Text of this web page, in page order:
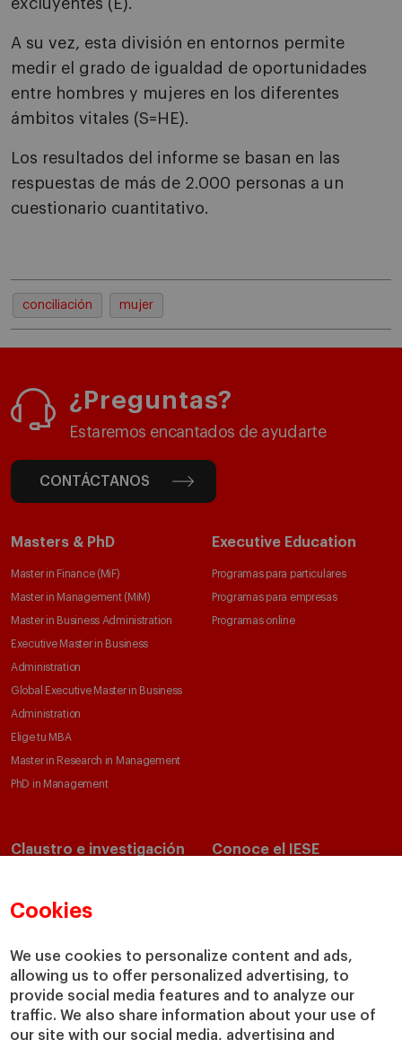
Cookies
We use cookies to personalize content and ads,
allowing us to offer personalized advertising, to
provide social media features and to analyze our
traffic. We also share information about your use of
our site with our social media, advertising and
excluyentes (E).
A su vez, esta división en entornos permite
medir el grado de igualdad de oportunidades
entre hombres y mujeres en los diferentes
ámbitos vitales (S=HE).
Los resultados del informe se basan en las
respuestas de más de 2.000 personas a un
cuestionario cuantitativo.
conciliación mujer
¿Preguntas?
Estaremos encantados de ayudarte
CONTÁCTANOS
Masters & PhD
Master in Finance (MiF)
Master in Management (MiM)
Master in Business Administration
Executive Master in Business
Administration
Global Executive Master in Business
Administration
Elige tu MBA
Master in Research in Management
PhD in Management
Executive Education
Programas para particulares
Programas para empresas
Programas online
Claustro e investigación
Departamentos académicos
Cátedras
IESE Insight
IESE Publishing
Conoce el IESE
Nuestro impacto
Colabora con el IESE
Servicios